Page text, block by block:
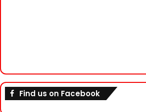
Find us on Facebook